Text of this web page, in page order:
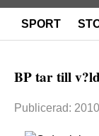
SPORT
BP tar till
Publicerad: